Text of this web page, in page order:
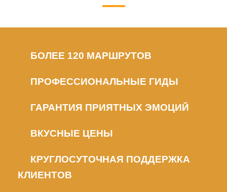
БОЛЕЕ 120 МАРШРУТОВ
ПРОФЕССИОНАЛЬНЫЕ ГИДЫ
ГАРАНТИЯ ПРИЯТНЫХ ЭМОЦИЙ
ВКУСНЫЕ ЦЕНЫ
КРУГЛОСУТОЧНАЯ ПОДДЕРЖКА
КЛИЕНТОВ